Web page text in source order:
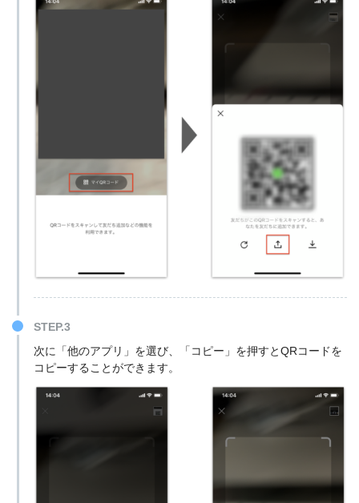
STEP.3
次に「他のアプリ」を選び、「コピー」を押すとQRコードを
コピーすることができます。